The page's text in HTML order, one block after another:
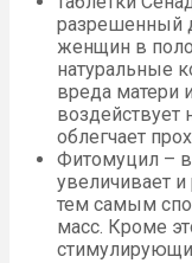
разрешенный
женщин в
натуральные
вреда матери
воздействует
облегчает
Фитомуцил –
увеличивает
тем самым
масс. Кроме